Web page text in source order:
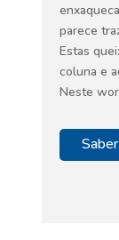
parece
Estas
coluna e
Neste